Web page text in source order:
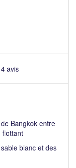
avis
Bangkok entre
flottant
blanc et des